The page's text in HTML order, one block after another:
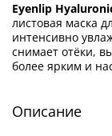
Eyenlip
листовая маска
интенсивно
снимает отёки,
более ярким и
Описание